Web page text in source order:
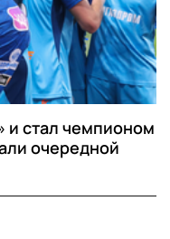
и стал чемпионом
очередной